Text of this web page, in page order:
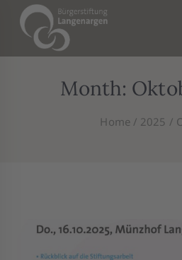
Skip
content
Month:
Home / 2025 /